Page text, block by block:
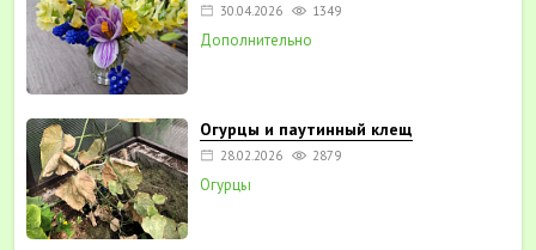
30.04.2026 1349
Дополнительно
Огурцы и паутинный клещ
28.02.2026 2879
Огурцы